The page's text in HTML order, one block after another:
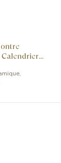
effets
IWC
Calendrier